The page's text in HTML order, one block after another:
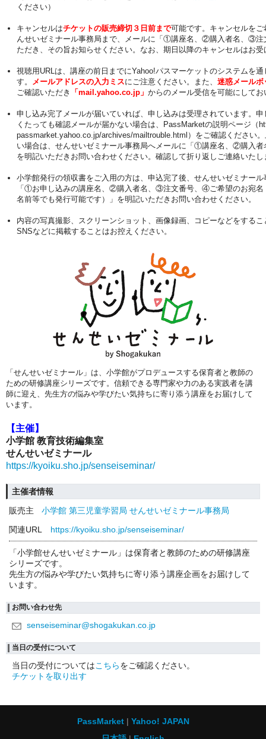
ください）
キャンセルはチケットの販売締切３日前まで可能です。キャンセルを
んせいゼミナール事務局まで、メールに「①講座名、②購入者名、③注
ただき、その旨お知らせください。なお、期日以降のキャンセルはお
視聴用URLは、講座の前日までにYahoo!パスマーケットのシステムを
す。 メールアドレスの入力ミスにご注意ください。また、 迷惑メールボ
ご確認いただき
「mail.yahoo.co.jp」 からのメール受信を可能にして
申し込み完了メールが届いていれば、申し込みは受理されています。
くたっても確認メールが届かない場合は、PassMarketの説明ページ（
passmarket.yahoo.co.jp/archives/mailtrouble.html）をご確認ください
い場合は、せんせいゼミナール事務局へメールに「①講座名、②購入
を明記いただきお問い合わせください。確認して折り返しご連絡いたし
小学館発行の領収書をご入用の方は、申込完了後、せんせいゼミナー
「①お申し込みの講座名、②購入者名、③注文番号、④ご希望のお宛名
名前等でも発行可能です）」を明記いただきお問い合わせください。
内容の写真撮影、スクリーンショット、画像録画、コピーなどをする
SNSなどに掲載することはお控えください。
「せんせいゼミナール」は、小学館がプロデュースする保育者と教師の
ための研修講座シリーズです。信頼できる専門家や力のある実践者を講
師に迎え、先生方の悩みや学びたい気持ちに寄り添う講座をお届けして
います。
【主催】
小学館 教育技術編集室
せんせいゼミナール
https://kyoiku.sho.jp/senseiseminar/
主催者情報
販売主
小学館 第三児童学習局 せんせいゼミナール事務局
関連URL
https://kyoiku.sho.jp/senseiseminar/
「小学館せんせいゼミナール」は保育者と教師のための研修講座
シリーズです。
先生方の悩みや学びたい気持ちに寄り添う講座企画をお届けして
います。
お問い合わせ先
senseiseminar@shogakukan.co.jp
当日の受付について
当日の受付についてはこちらをご確認ください。
チケットを取り出す
PassMarket
Yahoo! JAPAN